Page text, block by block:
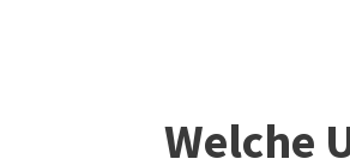
Welche